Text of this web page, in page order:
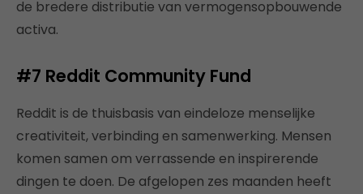
de bredere distributie van vermogensopbouwende
activa.
#7 Reddit Community Fund
Reddit is de thuisbasis van eindeloze menselijke
creativiteit, verbinding en samenwerking. Mensen
komen samen om verrassende en inspirerende
dingen te doen. De afgelopen zes maanden heeft